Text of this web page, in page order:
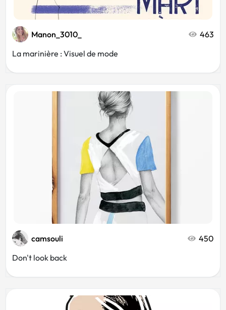
Manon_3010_
463
La marinière : Visuel de mode
camsouli
450
Don't look back